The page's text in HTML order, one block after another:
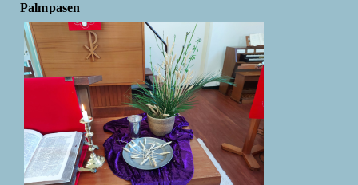
Palmpasen